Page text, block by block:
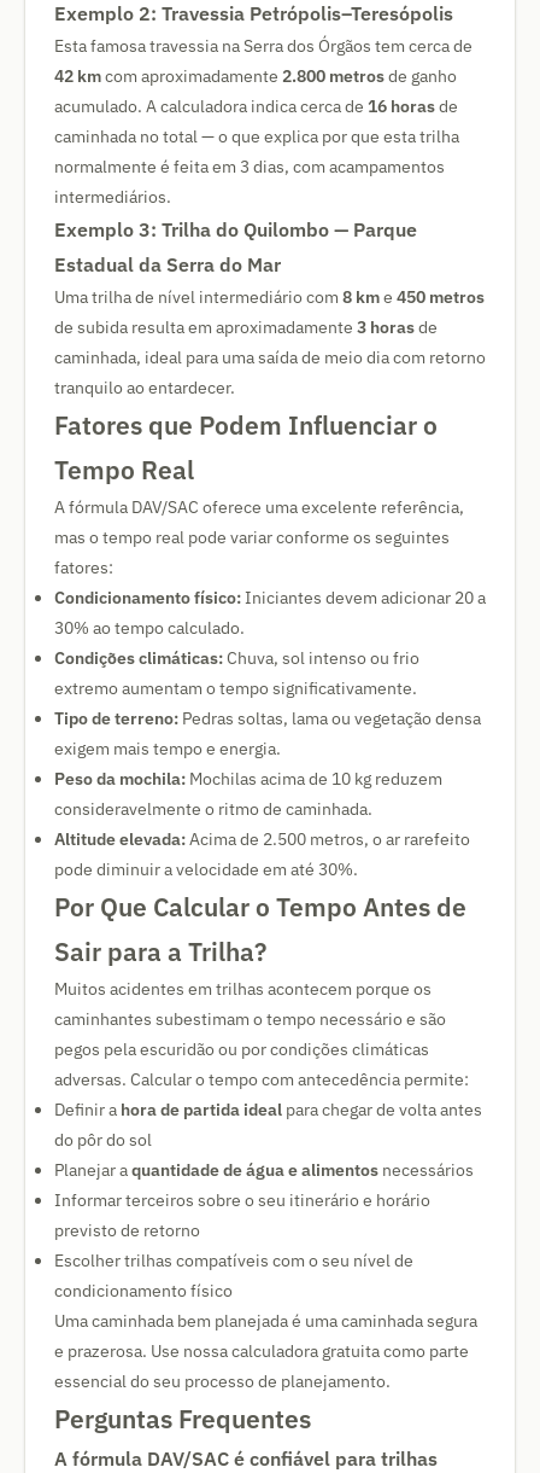
Exemplo 2: Travessia Petrópolis–Teresópolis
Esta famosa travessia na Serra dos Órgãos tem cerca de
42 kmcom aproximadamente 2.800 metrosde ganho
acumulado. A calculadora indica cerca de 16 horasde
caminhada no total — o que explica por que esta trilha
normalmente é feita em 3 dias, com acampamentos
intermediários.
Exemplo 3: Trilha do Quilombo — Parque
Estadual da Serra do Mar
Uma trilha de nível intermediário com 8 kme 450 metros
de subida resulta em aproximadamente 3 horasde
caminhada, ideal para uma saída de meio dia com retorno
tranquilo ao entardecer.
Fatores que Podem Influenciar o
Tempo Real
A fórmula DAV/SAC oferece uma excelente referência,
mas o tempo real pode variar conforme os seguintes
fatores:
Condicionamento físico:Iniciantes devem adicionar 20 a
30% ao tempo calculado.
Condições climáticas:Chuva, sol intenso ou frio
extremo aumentam o tempo significativamente.
Tipo de terreno: Pedras soltas, lama ou vegetação densa
exigem mais tempo e energia.
Peso da mochila: Mochilas acima de 10 kg reduzem
consideravelmente o ritmo de caminhada.
Altitude elevada:Acima de 2.500 metros, o ar rarefeito
pode diminuir a velocidade em até 30%.
Por Que Calcular o Tempo Antes de
Sair para a Trilha?
Muitos acidentes em trilhas acontecem porque os
caminhantes subestimam o tempo necessário e são
pegos pela escuridão ou por condições climáticas
adversas. Calcular o tempo com antecedência permite:
Definir a hora de partida ideal para chegar de volta antes
do pôr do sol
Planejar aquantidade de água e alimentos necessários
Informar terceiros sobre o seu itinerário e horário
previsto de retorno
Escolher trilhas compatíveis com o seu nível de
condicionamento físico
Uma caminhada bem planejada é uma caminhada segura
e prazerosa. Use nossa calculadora gratuita como parte
essencial do seu processo de planejamento.
Perguntas Frequentes
A fórmula DAV/SAC é confiável para trilhas